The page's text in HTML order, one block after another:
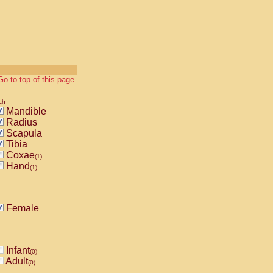
to top of this page.
Mandible
Radius
Scapula
Tibia
Coxae(1)
Hand(1)
Female
Infant(0)
Adult(0)